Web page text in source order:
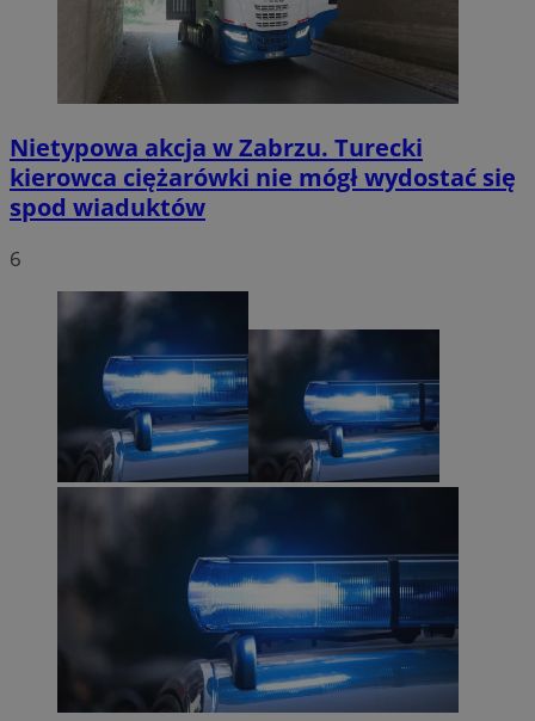
Nietypowa akcja w Zabrzu. Turecki
kierowca ciężarówki nie mógł wydostać się
spod wiaduktów
6